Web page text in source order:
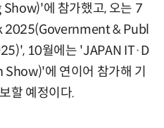
에 참가했고, 오는 7
2025(Government & Publ
10월에는 'JAPAN IT·D
에 연이어 참가해 기
할 예정이다.